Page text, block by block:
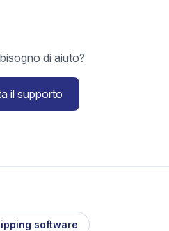
di aiuto?
il supporto
software